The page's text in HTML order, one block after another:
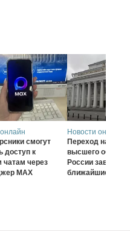
смогут
доступ к
чатам через
MAX
Новости онлайн
Переход на
высшего
России
ближайшие три